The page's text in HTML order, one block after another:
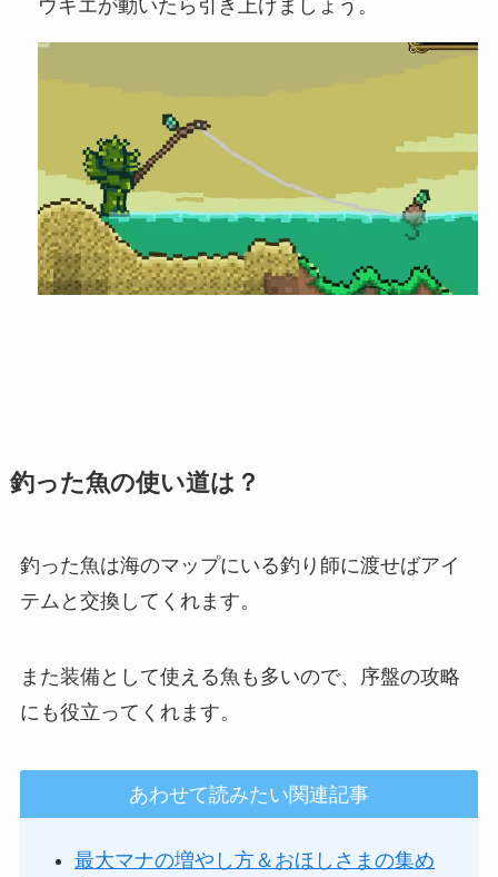
ウキエが動いたら引き上げましょう。
釣った魚の使い道は？
釣った魚は海のマップにいる釣り師に渡せばアイ
テムと交換してくれます。
また装備として使える魚も多いので、序盤の攻略
にも役立ってくれます。
あわせて読みたい関連記事
最大マナの増やし方＆おほしさまの集め